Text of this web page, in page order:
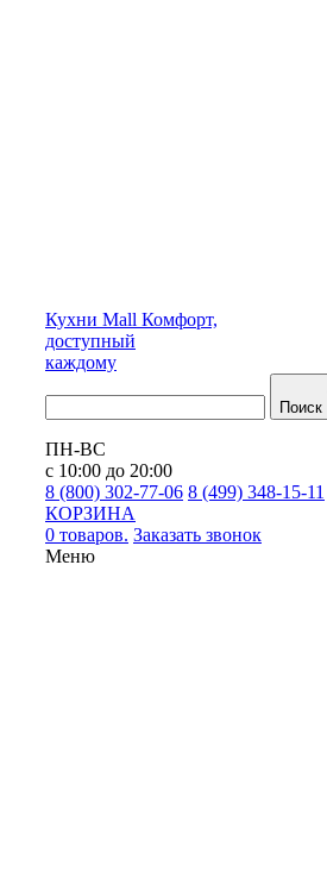
Кухни Mall Комфорт,
доступный
каждому
Поиск
ПН-ВС
с 10:00 до 20:00
8 (800) 302-77-06 8 (499) 348-15-11
КОРЗИНА
0 товаров. Заказать звонок
Меню